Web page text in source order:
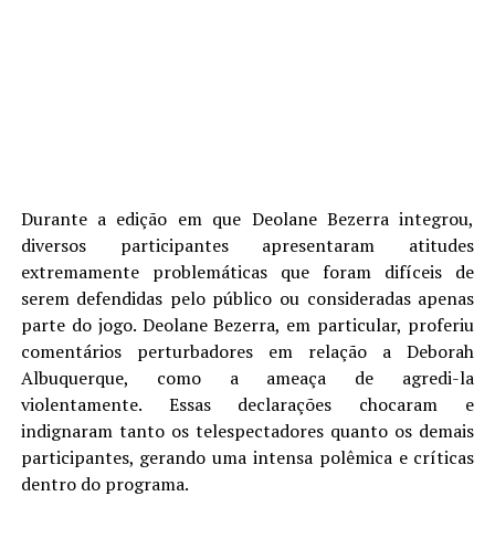
Durante a edição em que Deolane Bezerra integrou,
diversos participantes apresentaram atitudes
extremamente problemáticas que foram difíceis de
serem defendidas pelo público ou consideradas apenas
parte do jogo. Deolane Bezerra, em particular, proferiu
comentários perturbadores em relação a Deborah
Albuquerque, como a ameaça de agredi-la
violentamente. Essas declarações chocaram e
indignaram tanto os telespectadores quanto os demais
participantes, gerando uma intensa polêmica e críticas
dentro do programa.